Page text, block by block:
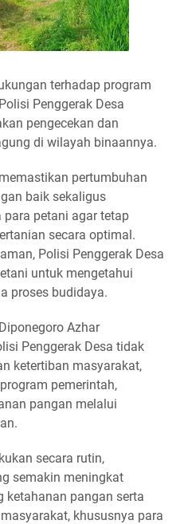
terhadap program
Penggerak Desa
pengecekan dan
di wilayah binaannya.
pertumbuhan
baik sekaligus
petani agar tetap
secara optimal.
Polisi Penggerak Desa
untuk mengetahui
proses budidaya.
Azhar
Penggerak Desa tidak
ketertiban masyarakat,
pemerintah,
pangan melalui
secara rutin,
semakin meningkat
ketahanan pangan serta
khususnya para